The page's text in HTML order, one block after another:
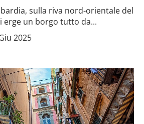
sulla riva nord-orientale del
erge un borgo tutto da...
2025